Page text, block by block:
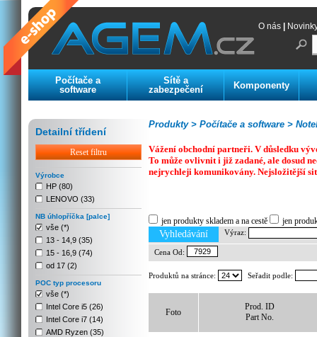
O nás
Počítače a
software
Sítě a
zabezpečení
Komponenty
Detailní třídení
Reset filtru
Výrobce
HP (80)
LENOVO (33)
NB úhlopříčka [palce]
vše (*)
13 - 14,9 (35)
15 - 16,9 (74)
od 17 (2)
POC typ procesoru
vše (*)
Intel Core i5 (26)
Intel Core i7 (14)
AMD Ryzen (35)
Počítače a software >
Produkty >
Vážení obchodní partneři. V důsledku
To může ovlivnit i již zadané, ale dosud
nejrychleji komunikovány. Nejsložitější
jen produkty skladem a na cestě jen
Vyhledávání Výraz:
Cena Od:
Produktů na stránce: Seřadit podle:
Foto
Prod. ID
Part No.